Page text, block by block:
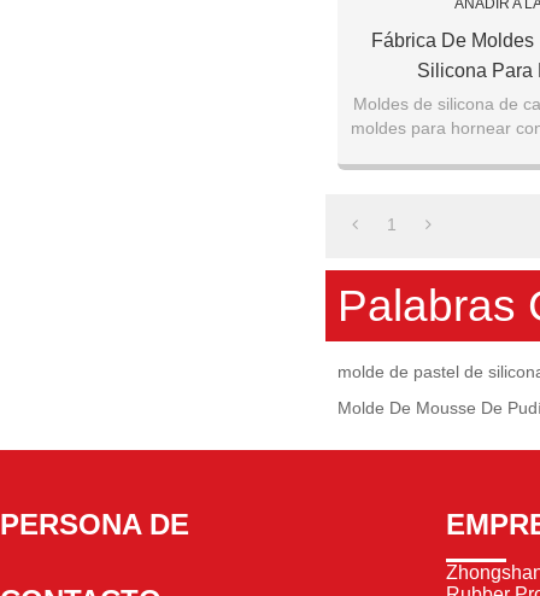
AÑADIR A
Fábrica De
Silicona Para
Moldes de silicona de
moldes para hornear
FD
1
Palabras
molde de pastel de
Molde De Mousse De
PERSONA DE